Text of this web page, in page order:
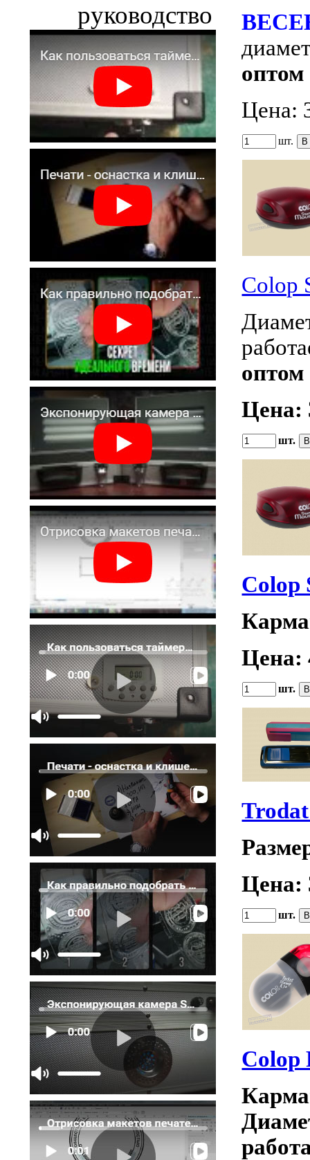
руководство
оптом
Цена:
шт.
Colop
оптом
Цена:
шт.
Colop
Цена:
шт.
Цена:
шт.
Colop